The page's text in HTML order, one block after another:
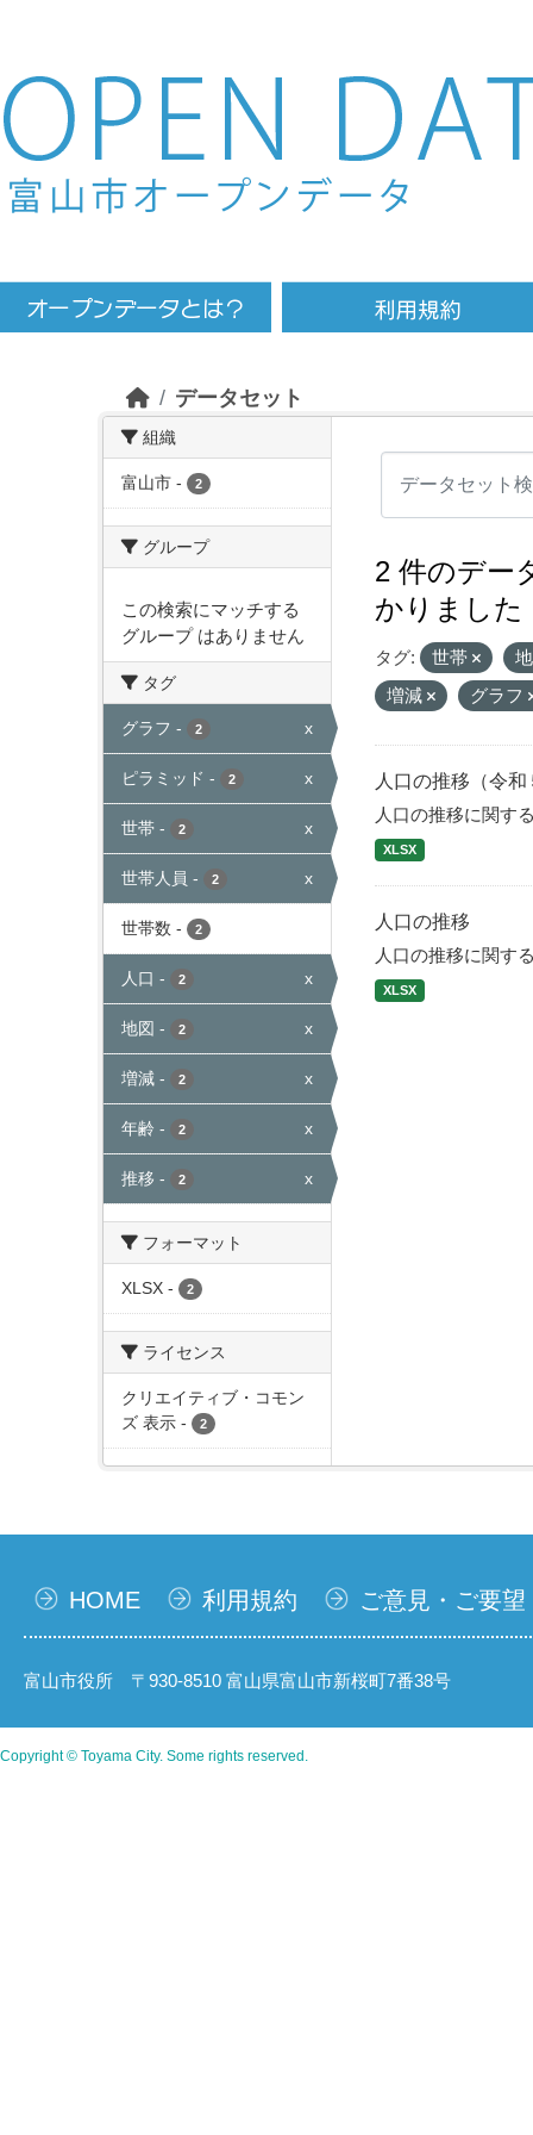
Skip to main content
データセット
組織
富山市 - 2
グループ
この検索にマッチする
グループ はありません
タグ
グラフ - 2 x
ピラミッド - 2 x
世帯 - 2 x
世帯人員 - 2 x
世帯数 - 2
人口 - 2 x
地図 - 2 x
増減 - 2 x
年齢 - 2 x
推移 - 2 x
フォーマット
XLSX - 2
ライセンス
クリエイティブ・コモン
ズ 表示 - 2
2 件のデー
かりました
タグ: 世帯
増減
グラフ
人口の推移（令和
人口の推移に関す
XLSX
人口の推移
人口の推移に関す
XLSX
HOME 利用規約 ご意見・ご要望
富山市役所 〒930-8510 富山県富山市新桜町7番38号
Copyright © Toyama City. Some rights reserved.